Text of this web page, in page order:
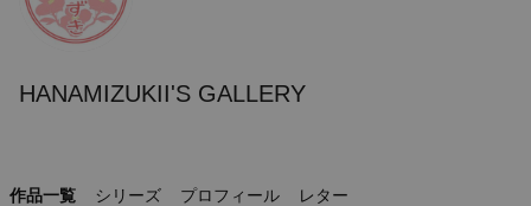
HANAMIZUKII'S GALLERY
作品一覧 シリーズ プロフィール レター